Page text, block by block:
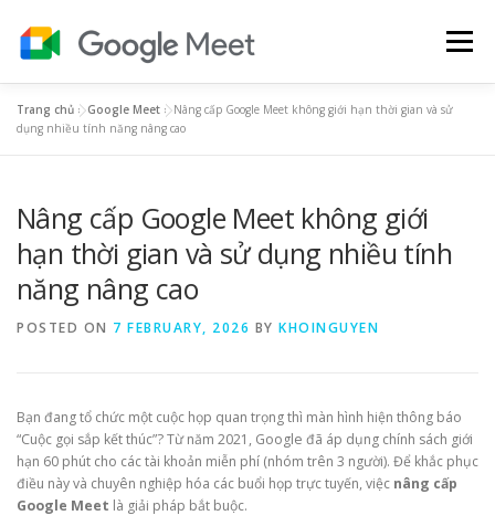
content
Menu
BẢNG GIÁ GOOGLE MEET
TIẾNG ANH YOUTUBE PREMIUM GOOGLE ONE
Trang chủ »Google Meet »Nâng cấp Google Meet không giới hạn thời gian và sử
dụng nhiều tính năng nâng cao
Nâng cấp Google Meet không giới
hạn thời gian và sử dụng nhiều tính
năng nâng cao
POSTED ON 7 FEBRUARY, 2026 BY KHOINGUYEN
Bạn đang tổ chức một cuộc họp quan trọng thì màn hình hiện thông báo
“Cuộc gọi sắp kết thúc”? Từ năm 2021, Google đã áp dụng chính sách giới
hạn 60 phút cho các tài khoản miễn phí (nhóm trên 3 người). Để khắc phục
điều này và chuyên nghiệp hóa các buổi họp trực tuyến, việc nâng cấp
Google Meet là giải pháp bắt buộc.